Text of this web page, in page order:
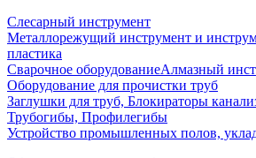
Слесарный инструмент
Металлорежущий инструмент и
пластика
Сварочное оборудованиеАлмазный
Оборудование для прочистки труб
Заглушки для труб, Блокираторы
Трубогибы, Профилегибы
Устройство промышленных полов,